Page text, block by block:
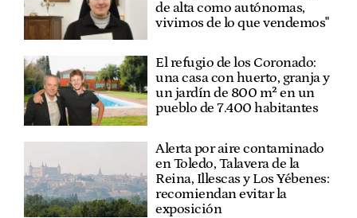
de alta como autónomas,
vivimos de lo que vendemos"
El refugio de los Coronado:
una casa con huerto, granja y
un jardín de 800 m² en un
pueblo de 7.400 habitantes
Alerta por aire contaminado
en Toledo, Talavera de la
Reina, Illescas y Los Yébenes:
recomiendan evitar la
exposición